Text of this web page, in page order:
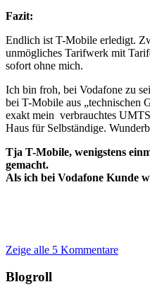
Fazit:
Endlich ist T-Mobile erledigt.
unmögliches Tarifwerk mit
sofort ohne mich.
Ich bin froh, bei Vodafone zu
bei T-Mobile aus „technischen
exakt mein verbrauchtes
Haus für Selbständige.
Tja T-Mobile, wenigstens
gemacht.
Als ich bei Vodafone Kunde
Zeige alle 5 Kommentare
Blogroll